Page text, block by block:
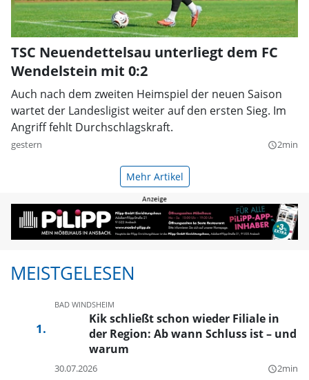
TSC Neuendettelsau unterliegt dem FC
Wendelstein mit 0:2
Auch nach dem zweiten Heimspiel der neuen Saison
wartet der Landesligist weiter auf den ersten Sieg. Im
Angriff fehlt Durchschlagskraft.
gestern query_builder2min
Mehr Artikel
MEISTGELESEN
BAD WINDSHEIM
Kik schließt schon wieder Filiale in
der Region: Ab wann Schluss ist – und
warum
30.07.2026 query_builder2min